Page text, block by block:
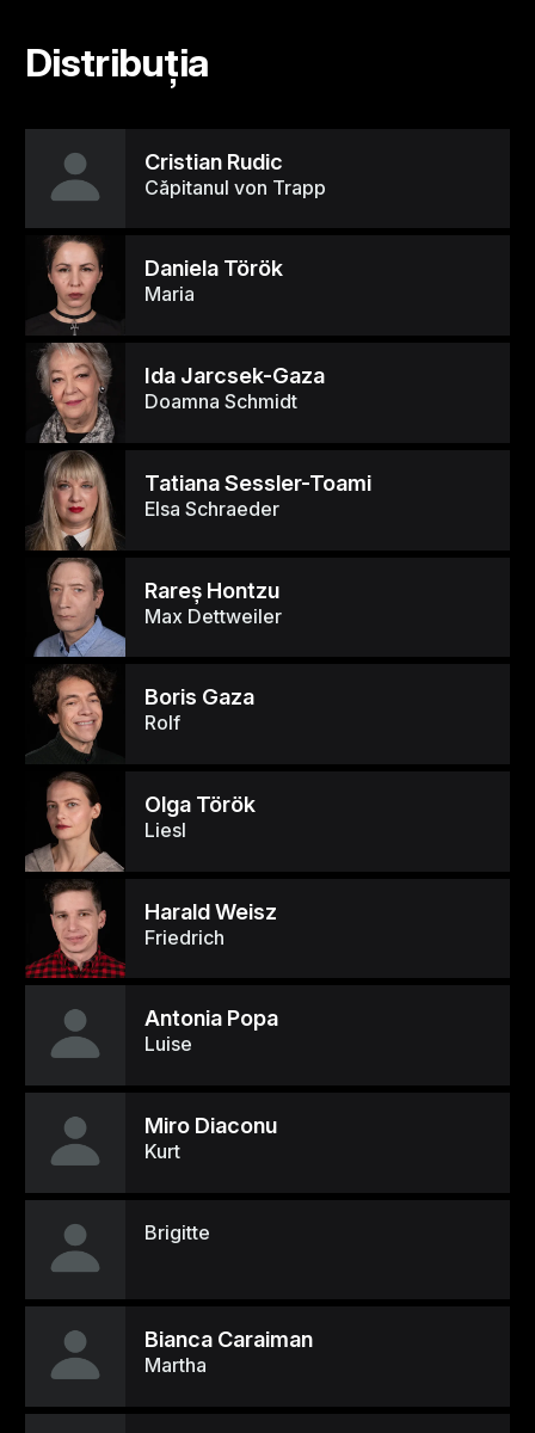
Distribuția
Cristian Rudic
Căpitanul von Trapp
Daniela Török
Maria
Ida Jarcsek-Gaza
Doamna Schmidt
Tatiana Sessler-Toami
Elsa Schraeder
Rareş Hontzu
Max Dettweiler
Boris Gaza
Rolf
Olga Török
Liesl
Harald Weisz
Friedrich
Antonia Popa
Luise
Miro Diaconu
Kurt
Brigitte
Bianca Caraiman
Martha